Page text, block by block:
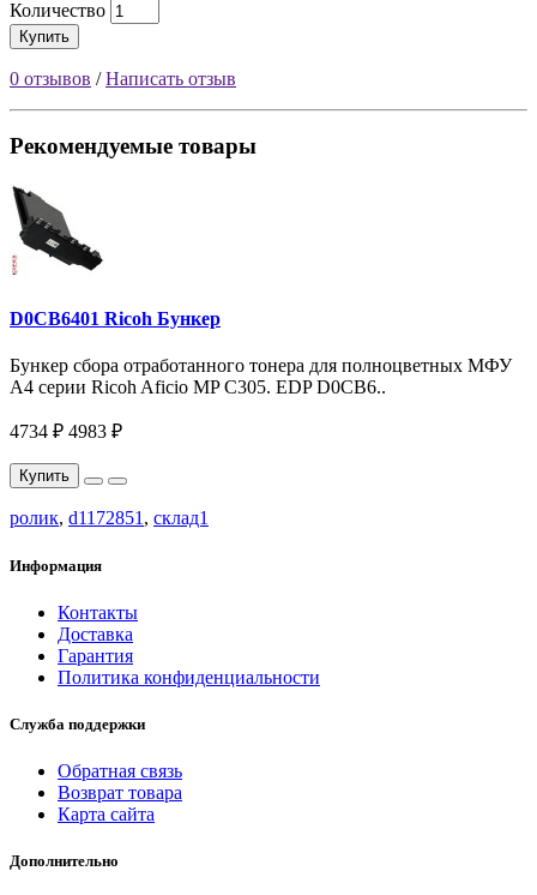
Количество
Купить
0 отзывов /Написать отзыв
Рекомендуемые товары
D0CB6401 Ricoh Бункер
Бункер сбора отработанного тонера для полноцветных МФУ
A4 серии Ricoh Aficio MP C305. EDP D0CB6..
4734 ₽ 4983 ₽
Купить
ролик, d1172851, склад1
Информация
Контакты
Доставка
Гарантия
Политика конфиденциальности
Служба поддержки
Обратная связь
Возврат товара
Карта сайта
Дополнительно